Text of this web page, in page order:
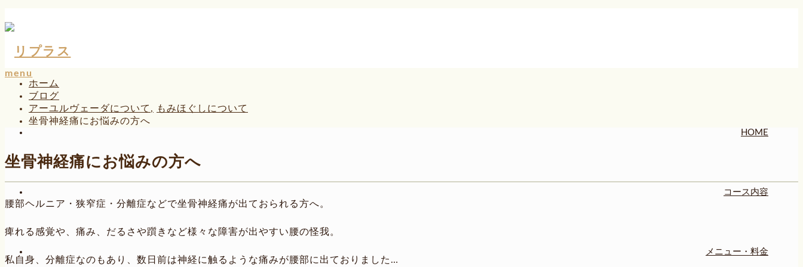
menu
HOME
コース内容
メニュー・料金
ホーム
ブログ
アーユルヴェーダについて ,
もみほぐしについて
坐骨神経痛にお悩みの方へ
坐骨神経痛にお悩みの方へ
腰部ヘルニア・狭窄症・分離症などで坐骨神経痛が出ておられる方へ。
痺れる感覚や、痛み、だるさや躓きなど様々な障害が出やすい腰の怪我。
私自身、分離症なのもあり、数日前は神経に触るような痛みが腰部に出ておりました…